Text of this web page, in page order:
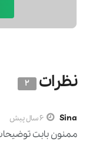
نظرات 2
Sina 6 سال پیش
ممنون بابت